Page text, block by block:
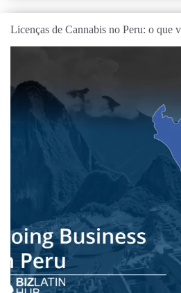
Licenças de Cannabis no Peru: o que